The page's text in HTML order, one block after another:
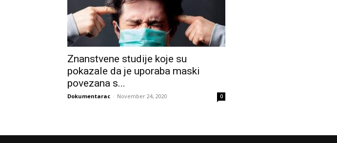
Znanstvene studije koje su
pokazale da je uporaba maski
povezana s...
Dokumentarac - November 24, 2020 0